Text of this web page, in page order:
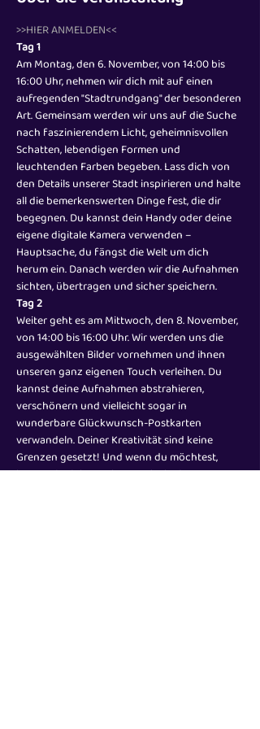
>>HIER ANMELDEN<<
Tag 1
Am Montag, den 6. November, von 14:00 bis
16:00 Uhr, nehmen wir dich mit auf einen
aufregenden "Stadtrundgang" der besonderen
Art. Gemeinsam werden wir uns auf die Suche
nach faszinierendem Licht, geheimnisvollen
Schatten, lebendigen Formen und
leuchtenden Farben begeben. Lass dich von
den Details unserer Stadt inspirieren und halte
all die bemerkenswerten Dinge fest, die dir
begegnen. Du kannst dein Handy oder deine
eigene digitale Kamera verwenden –
Hauptsache, du fängst die Welt um dich
herum ein. Danach werden wir die Aufnahmen
sichten, übertragen und sicher speichern.
Tag 2
Weiter geht es am Mittwoch, den 8. November,
von 14:00 bis 16:00 Uhr. Wir werden uns die
ausgewählten Bilder vornehmen und ihnen
unseren ganz eigenen Touch verleihen. Du
kannst deine Aufnahmen abstrahieren,
verschönern und vielleicht sogar in
wunderbare Glückwunsch-Postkarten
verwandeln. Deiner Kreativität sind keine
Grenzen gesetzt! Und wenn du möchtest,
kannst du deine Meisterwerke in der